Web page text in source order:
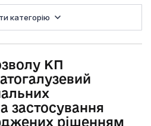
категорію
КП
застосування
рішенням